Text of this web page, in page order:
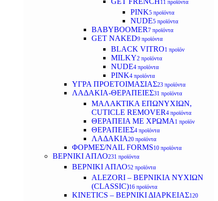
11 προϊόντα
PINK5 προϊόντα
NUDE5 προϊόντα
BABYBOOMER7 προϊόντα
GET NAKED9 προϊόντα
BLACK VITRO1 προϊόν
MILKY2 προϊόντα
NUDE4 προϊόντα
PINK4 προϊόντα
ΥΓΡΑ ΠΡΟΕΤΟΙΜΑΣΙΑΣ23 προϊόντα
ΛΑΔΑΚΙΑ-ΘΕΡΑΠΕΙΕΣ31 προϊόντα
ΜΑΛΑΚΤΙΚΑ ΕΠΩΝΥΧΙΩΝ,
CUTICLE REMOVER4 προϊόντα
ΘΕΡΑΠΕΙΑ ΜΕ ΧΡΩΜΑ 1 προϊόν
ΘΕΡΑΠΕΙΕΣ4 προϊόντα
ΛΑΔΑΚΙΑ20 προϊόντα
ΦΟΡΜΕΣ/NAIL FORMS10 προϊόντα
ΒΕΡΝΙΚΙ ΑΠΛΟ231 προϊόντα
ΒΕΡΝΙΚΙ ΑΠΛΟ52 προϊόντα
ALEZORI – ΒΕΡΝΙΚΙΑ ΝΥΧΙΩΝ
(CLASSIC)16 προϊόντα
KINETICS – ΒΕΡΝΙΚΙ ΔΙΑΡΚΕΙΑΣ120